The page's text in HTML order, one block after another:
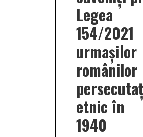
Legea
154/2021
urmașilor
românilor
etnic în
1940